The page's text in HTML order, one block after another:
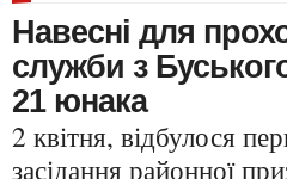
Навесні для
служби з
21 юнака
2 квітня, відбулося
засідання районної